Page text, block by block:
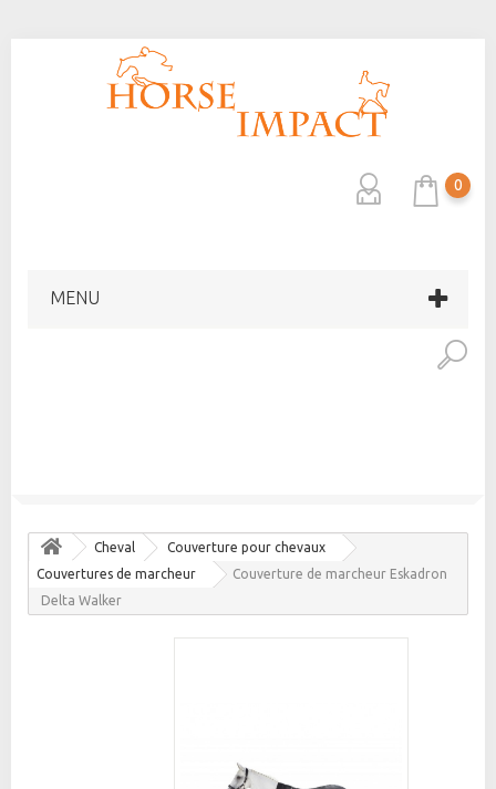
0
MENU
Cheval
Couverture pour chevaux
Couvertures de marcheur
Couverture de marcheur Eskadron
Delta Walker